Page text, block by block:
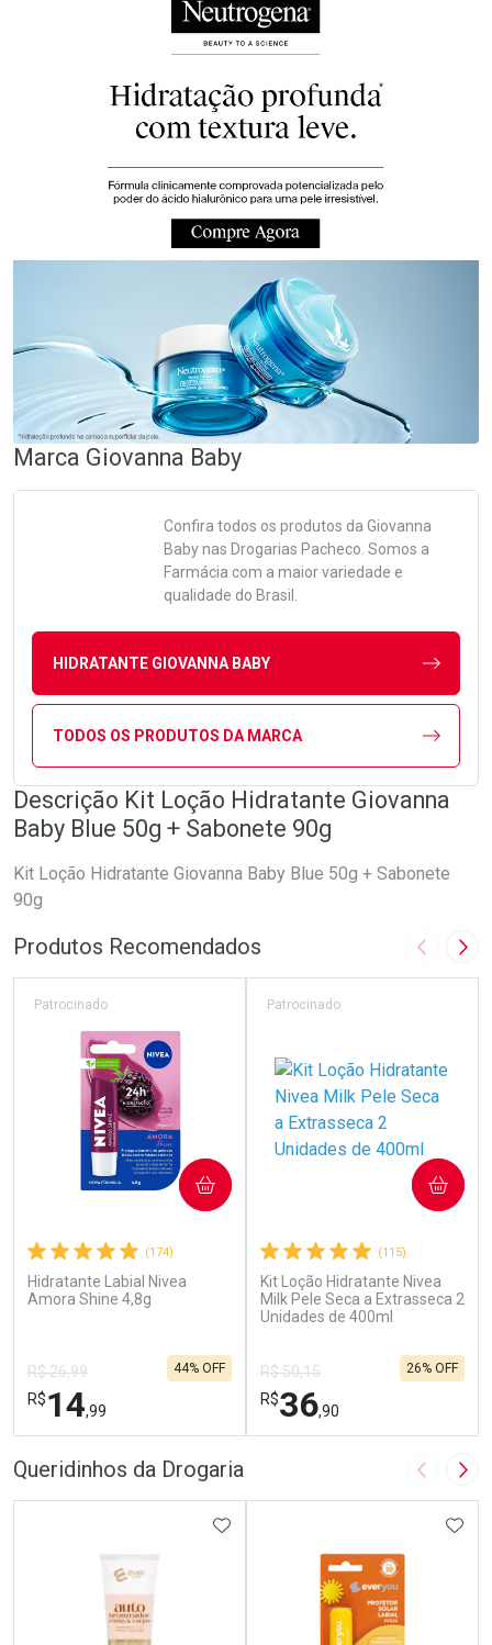
Marca Giovanna Baby
Confira todos os produtos da Giovanna
Babynas Drogarias Pacheco. Somos a
Farmácia com a maior variedade e
qualidade do Brasil.
HIDRATANTE GIOVANNA BABY
TODOS OS PRODUTOS DA MARCA
Descrição Kit Loção Hidratante Giovanna
Baby Blue 50g + Sabonete 90g
Kit Loção Hidratante Giovanna Baby Blue 50g + Sabonete
90g
Produtos Recomendados Imagem
(174)
Hidratante Labial Nivea
Amora Shine 4,8g
Patrocinado
R$ 26,99
R$14,99
44% OFF
COMPRAR
(115)
Kit Loção Hidratante Nivea
Milk Pele Seca a Extrasseca 2
Unidades de 400ml
Patrocinado
R$ 50,15
R$36,90
26% OFF
COMPRAR
Queridinhos da Drogaria Imagem
ADICIONAR AOS FAVORITOS